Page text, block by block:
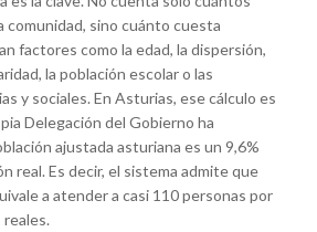
sino cuánto cuesta
factores como la edad, la dispersión,
la población escolar o las
y sociales. En Asturias, ese cálculo es
Delegación del Gobierno ha
ajustada asturiana es un 9,6%
real. Es decir, el sistema admite que
a atender a casi 110 personas por